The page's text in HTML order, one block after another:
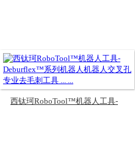
西钛珂RoboTool™机器人工具-